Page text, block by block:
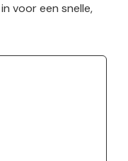
voor een snelle,